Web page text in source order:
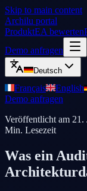
Skip to main content
Archilu portal
ProduktEA bewerten
Demo anfragen
Deutsch
Français English
Demo anfragen
Veröffentlicht am 21.
Min. Lesezeit
Was ein